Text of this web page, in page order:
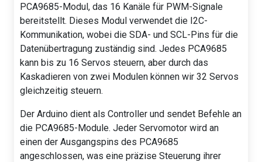
PCA9685-Modul, das 16 Kanäle für PWM-Signale
bereitstellt. Dieses Modul verwendet die I2C-
Kommunikation, wobei die SDA- und SCL-Pins für die
Datenübertragung zuständig sind. Jedes PCA9685
kann bis zu 16 Servos steuern, aber durch das
Kaskadieren von zwei Modulen können wir 32 Servos
gleichzeitig steuern.
Der Arduino dient als Controller und sendet Befehle an
die PCA9685-Module. Jeder Servomotor wird an
einen der Ausgangspins des PCA9685
angeschlossen, was eine präzise Steuerung ihrer